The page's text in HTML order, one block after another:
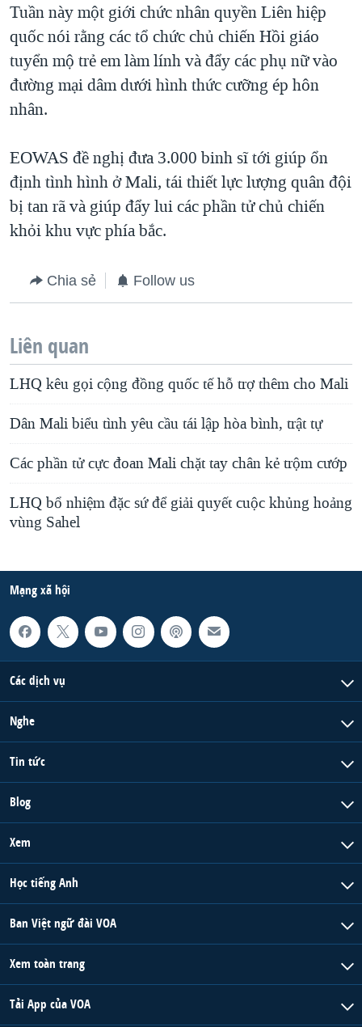
Tuần này một giới chức nhân quyền Liên hiệp
quốc nói rằng các tổ chức chủ chiến Hồi giáo
tuyển mộ trẻ em làm lính và đẩy các phụ nữ vào
đường mại dâm dưới hình thức cưỡng ép hôn
nhân.
EOWAS đề nghị đưa 3.000 binh sĩ tới giúp ổn
định tình hình ở Mali, tái thiết lực lượng quân đội
bị tan rã và giúp đẩy lui các phần tử chủ chiến
khỏi khu vực phía bắc.
Chia sẻ Follow us
Liên quan
LHQ kêu gọi cộng đồng quốc tế hỗ trợ thêm cho Mali
Dân Mali biểu tình yêu cầu tái lập hòa bình, trật tự
Các phần tử cực đoan Mali chặt tay chân kẻ trộm cướp
LHQ bổ nhiệm đặc sứ để giải quyết cuộc khủng hoảng
vùng Sahel
Mạng xã hội
Các dịch vụ
Nghe
Tin tức
Blog
Xem
Học tiếng Anh
Ban Việt ngữ đài VOA
Xem toàn trang
Tải App của VOA